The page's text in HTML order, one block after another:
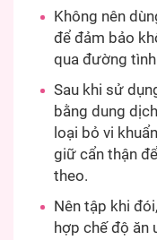
Không nên
để đảm bảo
qua đường
Sau khi sử
bằng dung
loại bỏ vi
giữ cẩn thận
theo.
Nên tập khi
hợp chế độ ăn